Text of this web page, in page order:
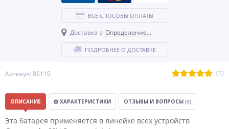
Артикул: 86110 (1)
ВСЕ СПОСОБЫ ОПЛАТЫ
Доставка в Определение...
ПОДРОБНЕЕ О ДОСТАВКЕ
ОПИСАНИЕ ХАРАКТЕРИСТИКИ ОТЗЫВЫ И ВОПРОСЫ (0)
Эта батарея применяется в линейке всех устройств